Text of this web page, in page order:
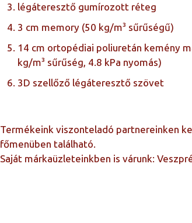
légáteresztő gumírozott réteg
3 cm memory (50 kg/m³ sűrűségű)
14 cm ortopédiai poliuretán kemény
kg/m³ sűrűség, 4.8 kPa nyomás)
3D szellőző légáteresztő szövet
Termékeink viszonteladó partnereinken
főmenüben található.
Saját márkaüzleteinkben is várunk: